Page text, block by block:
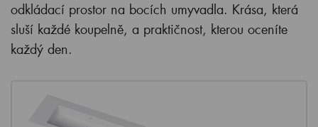
odkládací prostor na bocích umyvadla. Krása, která
sluší každé koupelně, a praktičnost, kterou oceníte
každý den.